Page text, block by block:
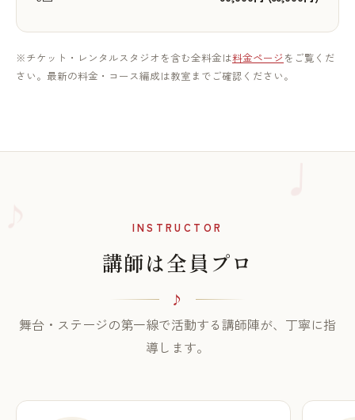
※チケット・レンタルスタジオを含む全料金は料金ページ をご覧くだ
さい。最新の料金・コース編成は教室までご確認ください。
INSTRUCTOR
講師は全員プロ
舞台・ステージの第一線で活動する講師陣が、丁寧に指
導します。